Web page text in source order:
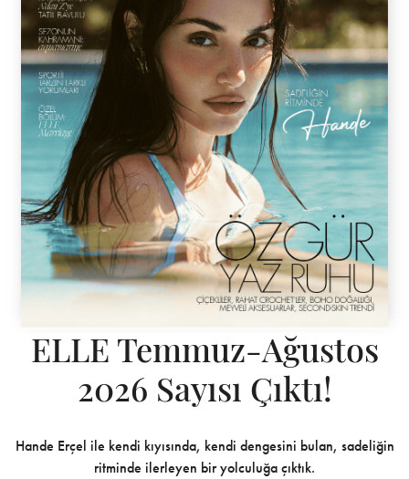
ELLE Temmuz-Ağustos
2026 Sayısı Çıktı!
Hande Erçel ile kendi kıyısında, kendi dengesini bulan, sadeliğin
ritminde ilerleyen bir yolculuğa çıktık.